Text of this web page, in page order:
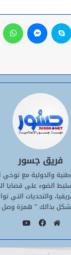
لينكدإن سكايب ماسنجر
فريق جسور
والدولية مع توخي
الضوء على قضايا
والتحديات التي
بذالك ” همزة وصل
الويب